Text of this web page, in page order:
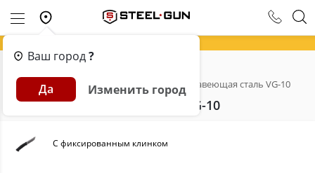
Ваш город?
Да Изменить город
Главная Каталог Нержавеющая сталь VG-10
Ножи Нержавеющая сталь VG-10
С фиксированным клинком